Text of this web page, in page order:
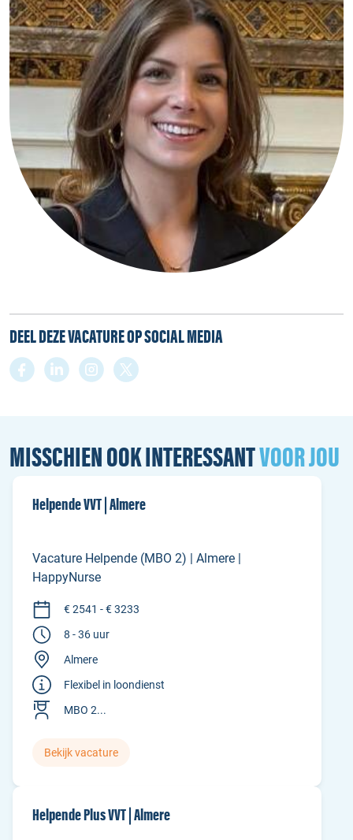
DEEL DEZE VACATURE OP SOCIAL MEDIA
MISSCHIEN OOK INTERESSANTVOOR JOU
Helpende VVT | Almere
Vacature Helpende (MBO 2) | Almere |
HappyNurse
€ 2541 - € 3233
8 - 36 uur
Almere
Flexibel in loondienst
MBO 2...
Bekijk vacature
Helpende Plus VVT | Almere